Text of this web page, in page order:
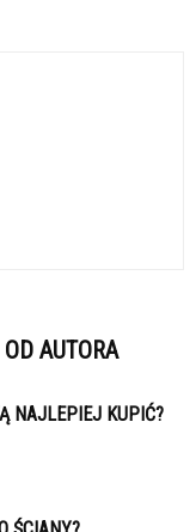
AUTORA
NAJLEPIEJ KUPIĆ?